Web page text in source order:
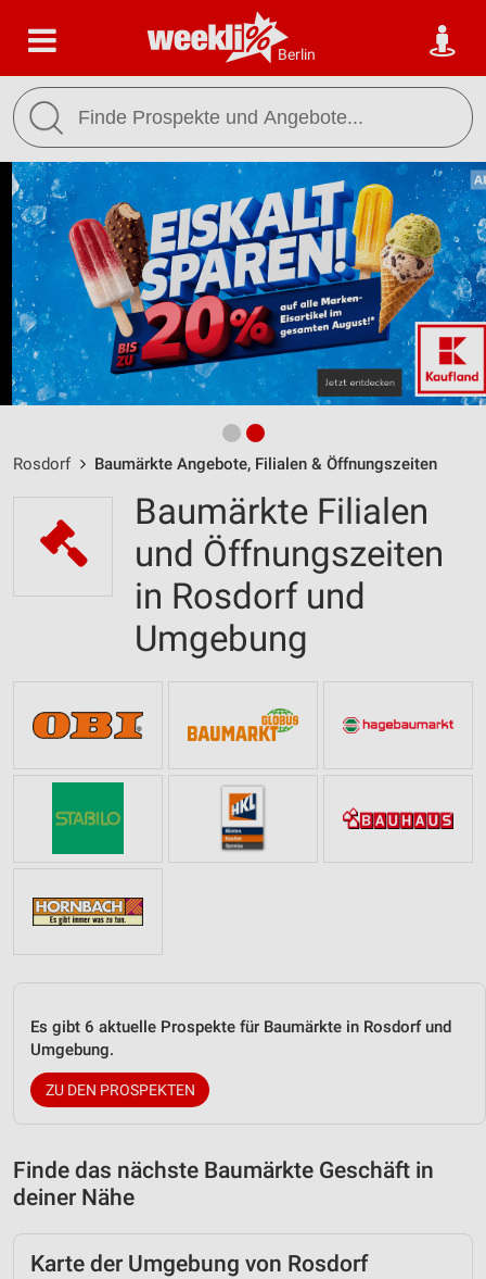
Berlin
Rosdorf Baumärkte Angebote, Filialen & Öffnungszeiten
Baumärkte Filialen
und Öffnungszeiten
in Rosdorf und
Umgebung
Es gibt 6 aktuelle Prospekte für Baumärkte in Rosdorf und
Umgebung.
ZU DEN PROSPEKTEN
Finde das nächste Baumärkte Geschäft in
deiner Nähe
Karte der Umgebung von Rosdorf